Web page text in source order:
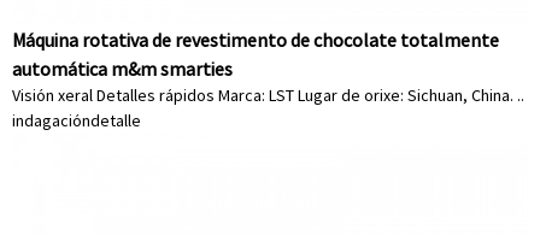
Máquina rotativa de revestimento de chocolate totalmente
automática m&m smarties
Visión xeral Detalles rápidos Marca: LST Lugar de orixe: Sichuan, China. ..
indagacióndetalle